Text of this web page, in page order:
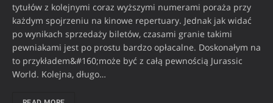
tytułów z kolejnymi coraz wyższymi numerami poraża przy
każdym spojrzeniu na kinowe repertuary. Jednak jak widać
po wynikach sprzedaży biletów, czasami granie takimi
pewniakami jest po prostu bardzo opłacalne. Doskonałym na
to przykładem&#160;może być z całą pewnością Jurassic
World. Kolejna, długo…